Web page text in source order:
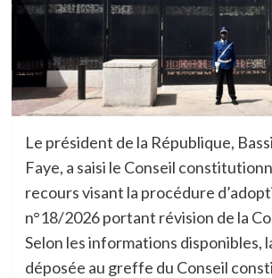
Le président de la République,
Faye, a saisi le Conseil
recours visant la procédure
n°18/2026 portant révision de la
Selon les informations disponibles,
déposée au greffe du Conseil